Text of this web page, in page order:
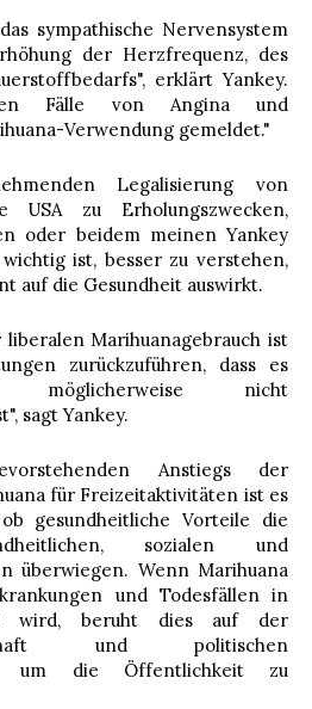
sympathische Nervensystem
der Herzfrequenz, des
erklärt Yankey.
Fälle von Angina und
Verwendung gemeldet."
Legalisierung von
USA zu Erholungszwecken,
oder beidem meinen Yankey
ist, besser zu verstehen,
auf die Gesundheit auswirkt.
Marihuanagebrauch ist
zurückzuführen, dass es
nicht
sagt Yankey.
Anstiegs der
für Freizeitaktivitäten ist es
gesundheitliche Vorteile die
sozialen und
überwiegen. Wenn Marihuana
und Todesfällen in
wird, beruht dies auf der
und politischen
um die Öffentlichkeit zu